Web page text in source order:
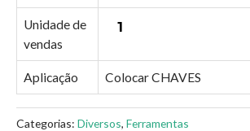
Unidade de
vendas
1
Aplicação Colocar CHAVES
Categorias: Diversos, Ferramentas